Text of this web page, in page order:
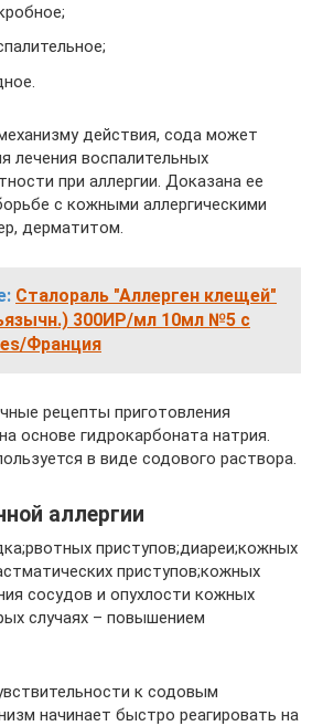
действия, сода может
лечения воспалительных
при аллергии. Доказана ее
с кожными аллергическими
дерматитом.
Сталораль "Аллерген клещей"
300ИР/мл 10мл №5 с
Франция
рецепты приготовления
основе гидрокарбоната натрия.
в виде содового раствора.
аллергии
приступов;диареи;кожных
приступов;кожных
сосудов и опухлости кожных
случаях – повышением
к содовым
начинает быстро реагировать на